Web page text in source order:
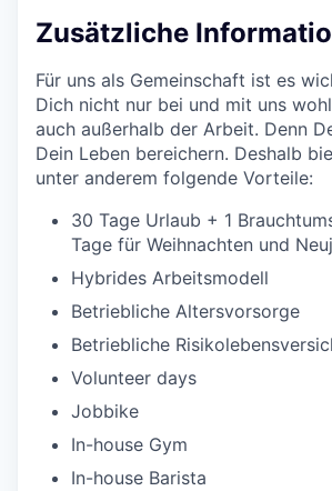
Zusätzliche
Für uns als Gemeinschaft ist es
Dich nicht nur bei und mit uns
auch außerhalb der Arbeit. Denn
Dein Leben bereichern. Deshalb
unter anderem folgende Vorteile:
30 Tage Urlaub + 1
Tage für Weihnachten und
Hybrides Arbeitsmodell
Betriebliche Altersvorsorge
Betriebliche
Volunteer days
Jobbike
In-house Gym
In-house Barista